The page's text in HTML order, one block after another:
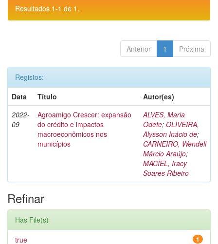
Resultados 1-1 de 1.
Anterior 1 Próxima
Registos:
Data
Título
Autor(es)
2022-
09
Agroamigo Crescer: expansão
do crédito e impactos
macroeconômicos nos
municípios
ALVES, Maria
Odete; OLIVEIRA,
Alysson Inácio de;
CARNEIRO, Wendell
Márcio Araújo;
MACIEL, Iracy
Soares Ribeiro
Refinar
Has File(s)
1
true